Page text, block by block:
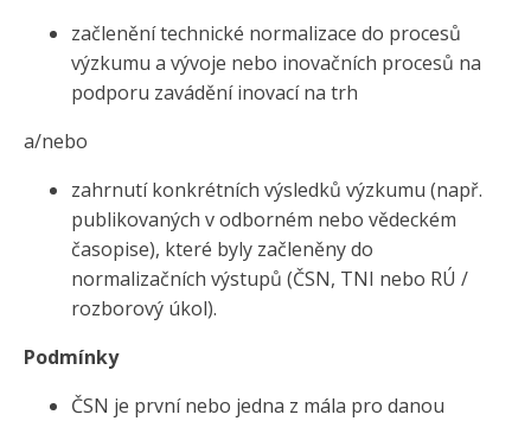
začlenění technické normalizace do procesů
výzkumu a vývoje nebo inovačních procesů na
podporu zavádění inovací na trh
a/nebo
zahrnutí konkrétních výsledků výzkumu (např.
publikovaných v odborném nebo vědeckém
časopise), které byly začleněny do
normalizačních výstupů (ČSN, TNI nebo RÚ /
rozborový úkol).
Podmínky
ČSN je první nebo jedna z mála pro danou